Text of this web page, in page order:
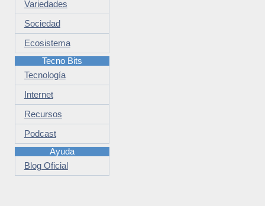
Variedades
Sociedad
Ecosistema
Tecno Bits
Tecnología
Internet
Recursos
Podcast
Ayuda
Blog Oficial